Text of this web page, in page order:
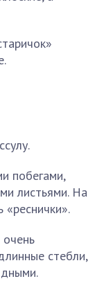
побегами,
листьями. На
стебли,